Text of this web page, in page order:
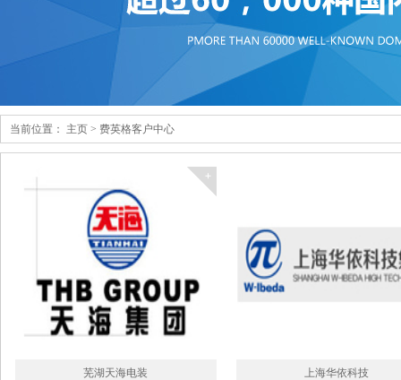
当前位置： 主页 > 费英格客户中心
芜湖天海电装 上海华依科技